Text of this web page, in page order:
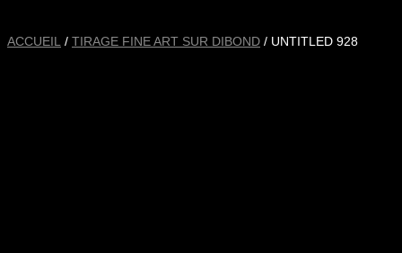
ACCUEIL / TIRAGE FINE ART SUR DIBOND / UNTITLED 928